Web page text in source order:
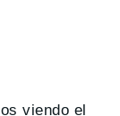
viendo el